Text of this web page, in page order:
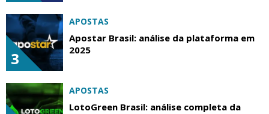
3
APOSTAS
Apostar Brasil: análise da plataforma em
2025
APOSTAS
LotoGreen Brasil: análise completa da